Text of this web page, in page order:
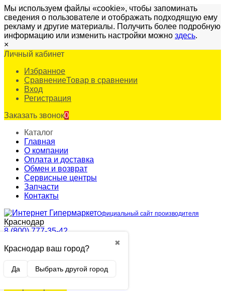
Мы используем файлы «cookie», чтобы запоминать
сведения о пользователе и отображать подходящую ему
рекламу и другие материалы. Получить более подробную
информацию или изменить настройки можно здесь.
×
Личный кабинет
Избранное
СравнениеТовар в сравнении
Вход
Регистрация
Заказать звонок0
Каталог
Главная
О компании
Оплата и доставка
Обмен и возврат
Сервисные центры
Запчасти
Контакты
Официальный сайт производителя
Краснодар
✖
Краснодар ваш город?
Да Выбрать другой город
8 (800) 777-35-42
0
0 p.
(пусто)